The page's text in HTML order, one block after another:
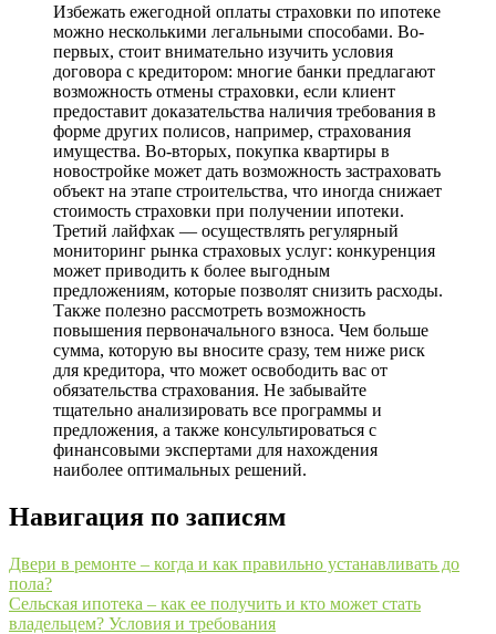
Избежать ежегодной оплаты страховки по ипотеке
можно несколькими легальными способами. Во-
первых, стоит внимательно изучить условия
договора с кредитором: многие банки предлагают
возможность отмены страховки, если клиент
предоставит доказательства наличия требования в
форме других полисов, например, страхования
имущества. Во-вторых, покупка квартиры в
новостройке может дать возможность застраховать
объект на этапе строительства, что иногда снижает
стоимость страховки при получении ипотеки.
Третий лайфхак — осуществлять регулярный
мониторинг рынка страховых услуг: конкуренция
может приводить к более выгодным
предложениям, которые позволят снизить расходы.
Также полезно рассмотреть возможность
повышения первоначального взноса. Чем больше
сумма, которую вы вносите сразу, тем ниже риск
для кредитора, что может освободить вас от
обязательства страхования. Не забывайте
тщательно анализировать все программы и
предложения, а также консультироваться с
финансовыми экспертами для нахождения
наиболее оптимальных решений.
Навигация по записям
Двери в ремонте – когда и как правильно устанавливать до
пола?
Сельская ипотека – как ее получить и кто может стать
владельцем? Условия и требования